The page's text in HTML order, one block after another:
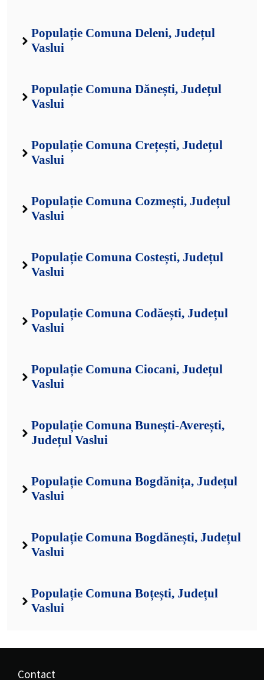
Populație Comuna Deleni, Județul
Vaslui
Populație Comuna Dănești, Județul
Vaslui
Populație Comuna Crețești, Județul
Vaslui
Populație Comuna Cozmești, Județul
Vaslui
Populație Comuna Costești, Județul
Vaslui
Populație Comuna Codăești, Județul
Vaslui
Populație Comuna Ciocani, Județul
Vaslui
Populație Comuna Bunești-Averești,
Județul Vaslui
Populație Comuna Bogdănița, Județul
Vaslui
Populație Comuna Bogdănești, Județul
Vaslui
Populație Comuna Boțești, Județul
Vaslui
Contact